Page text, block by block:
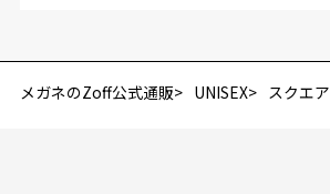
メガネのZoff公式通販 UNISEX スクエア